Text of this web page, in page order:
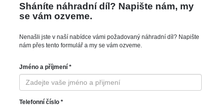
Sháníte náhradní díl? Napište nám, my
se vám ozveme.
Nenašli jste v naší nabídce vámi požadovaný náhradní díl? Napište
nám přes tento formulář a my se vám ozveme.
Jméno a příjmení *
Telefonní číslo *